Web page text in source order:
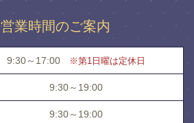
営業時間のご案内
9:30～17:00 ※第1日曜は定休日
9:30～19:00
9:30～19:00